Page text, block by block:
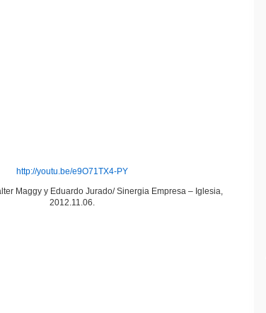
http://youtu.be/e9O71TX4-PY
Maggy y Eduardo Jurado/ Sinergia Empresa – Iglesia,
2012.11.06.